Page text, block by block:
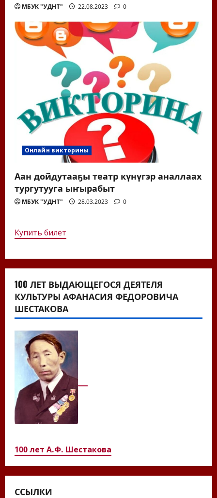
МБУК "УДНТ" 22.08.2023 0
Онлайн викторины
Аан дойдутааҕы театр күнүгэр аналлаах
тургутууга ыҥырабыт
МБУК "УДНТ" 28.03.2023 0
Купить билет
100 ЛЕТ ВЫДАЮЩЕГОСЯ ДЕЯТЕЛЯ
КУЛЬТУРЫ АФАНАСИЯ ФЕДОРОВИЧА
ШЕСТАКОВА
100 лет А.Ф. Шестакова
ССЫЛКИ